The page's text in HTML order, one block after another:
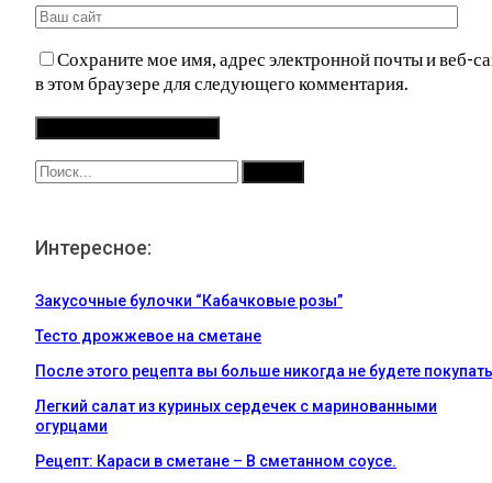
Сохраните мое имя, адрес электронной почты и веб-
в этом браузере для следующего комментария.
Интересное:
Закусочные булочки “Кабачковые розы”
Тесто дрожжевое на сметане
После этого рецепта вы больше никогда не будете
Легкий салат из куриных сердечек с маринованными
огурцами
Рецепт: Караси в сметане – В сметанном соусе.